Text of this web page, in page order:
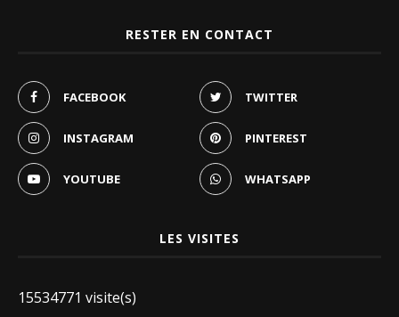
RESTER EN CONTACT
FACEBOOK TWITTER
INSTAGRAM PINTEREST
YOUTUBE WHATSAPP
LES VISITES
15534771 visite(s)